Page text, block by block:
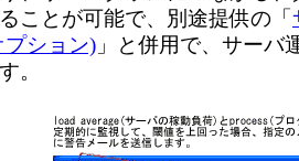
ことが可能で、別途提供の「
ション) 」と併用で、サーバ
。